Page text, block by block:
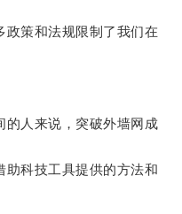
策和法规限制了我们在
人来说，突破外墙网成
科技工具提供的方法和